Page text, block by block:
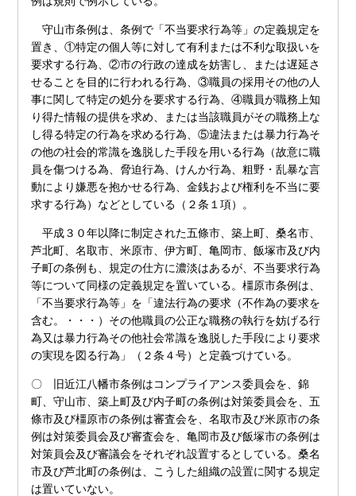
守山市条例は、条例で「不当要求行為等」の定義規定を
置き、①特定の個人等に対して有利または不利な取扱いを
要求する行為、②市の行政の達成を妨害し、または遅延さ
せることを目的に行われる行為、③職員の採用その他の人
事に関して特定の処分を要求する行為、④職員が職務上知
り得た情報の提供を求め、または当該職員がその職務上な
し得る特定の行為を求める行為、⑤違法または暴力行為そ
の他の社会的常識を逸脱した手段を用いる行為（故意に職
員を傷つける為、脅迫行為、けんか行為、粗野・乱暴な言
動により嫌悪を抱かせる行為、金銭および権利を不当に要
求する行為）などとしている（２条１項）。
平成３０年以降に制定された五條市、築上町、桑名市、
芦北町、名取市、米原市、伊方町、亀岡市、飯塚市及び内
子町の条例も、規定の仕方に濃淡はあるが、不当要求行為
等について同様の定義規定を置いている。橿原市条例は、
「不当要求行為等」を「違法行為の要求（不作為の要求を
含む。・・・）その他職員の公正な職務の執行を妨げる行
為又は暴力行為その他社会常識を逸脱した手段により要求
の実現を図る行為」（２条４号）と定義づけている。
〇 旧近江八幡市条例はコンプライアンス委員会を、錦
町、守山市、築上町及び内子町の条例は対策委員会を、五
條市及び橿原市の条例は審査会を、名取市及び米原市の条
例は対策委員会及び審査会を、亀岡市及び飯塚市の条例は
対策員会及び審議会をそれぞれ設置するとしている。桑名
市及び芦北町の条例は、こうした組織の設置に関する規定
は置いていない。